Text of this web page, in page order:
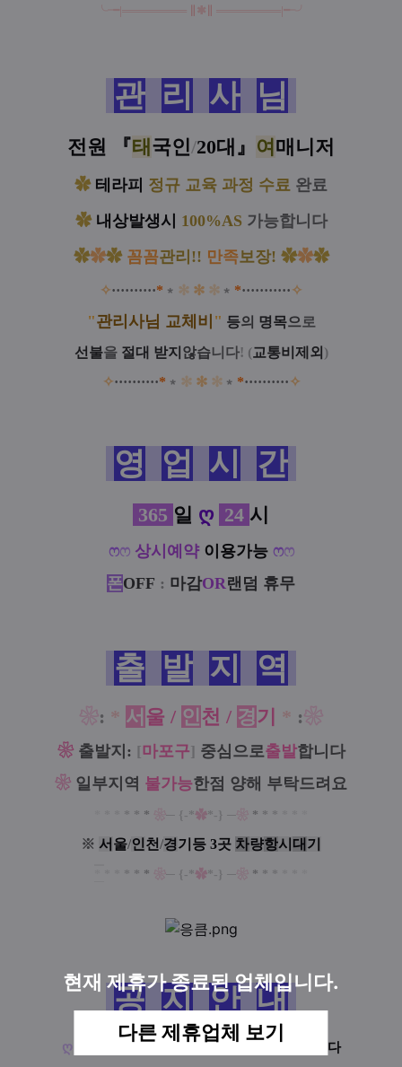
현재 제휴가 종료된 업체입니다.
다른 제휴업체 보기
╰╼| ════════ ✱ ════════| ╾╯
관 리 사 님
전원 『태 국인/20대 』 여 매니저
✿ 테라피 정규 교육 과정 수료 완료
✿ 내상발생시 100%AS 가능합니다
✿✿✿ 꼼꼼관리!! 만족보장! ✿✿✿
✧··········* ﹡ ✻ ✻ ✻ ﹡ *···········✧
"관리사님 교체비 " 등의 명목으 로
선불을절대 받지 않습니다! (교통비제외 )
✧··········* ﹡ ✻ ✻ ✻﹡ *··········✧
영 업 시 간
365 일 ღ 24 시
ෆෆ 상시예약 이용가능 ෆෆ
폰OFF : 마감OR랜덤 휴무
출 발 지 역
❀: * 서 울 / 인천 / 경기 * :❀
❀ 출발지: [마포구] 중심으로출발합니다
❀ 일부지역 불가능한점 양해 부탁드려요
* * * ─ {-*✿*-} ─ * * *
※ 서 울/인 천/경기등 3곳 차량항시 대 기
* * * ─ {-*✿*-} ─ * * *
공 지 안 내
ღ
건전샵! 수위.복장.터치.퇴폐문의 사절합니다